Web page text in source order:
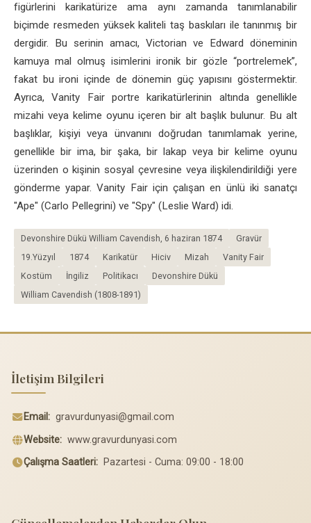
figürlerini karikatürize ama aynı zamanda tanımlanabilir
biçimde resmeden yüksek kaliteli taş baskıları ile tanınmış bir
dergidir. Bu serinin amacı, Victorian ve Edward döneminin
kamuya mal olmuş isimlerini ironik bir gözle “portrelemek”,
fakat bu ironi içinde de dönemin güç yapısını göstermektir.
Ayrıca, Vanity Fair portre karikatürlerinin altında genellikle
mizahi veya kelime oyunu içeren bir alt başlık bulunur. Bu alt
başlıklar, kişiyi veya ünvanını doğrudan tanımlamak yerine,
genellikle bir ima, bir şaka, bir lakap veya bir kelime oyunu
üzerinden o kişinin sosyal çevresine veya ilişkilendirildiği yere
gönderme yapar. Vanity Fair için çalışan en ünlü iki sanatçı
"Ape" (Carlo Pellegrini) ve "Spy" (Leslie Ward) idi.
Devonshire Dükü William Cavendish, 6 haziran 1874
Gravür
19.Yüzyıl
1874 Karikatür Hiciv Mizah
Vanity Fair
Kostüm
İngiliz Politikacı
Devonshire Dükü
William Cavendish (1808-1891)
İletişim Bilgileri
Email: gravurdunyasi@gmail.com
Website: www.gravurdunyasi.com
Çalışma Saatleri: Pazartesi - Cuma: 09:00 - 18:00